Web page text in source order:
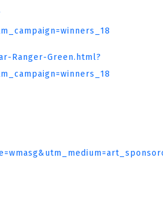
Ranger-Green.html?